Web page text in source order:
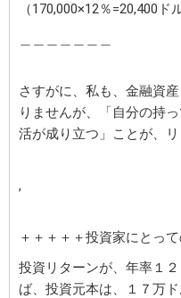
（170,000×12％=20,400ド
さすがに、私も、金融資
りませんが、
「自分の持
活が成り立つ」ことが、
,
＋＋＋＋＋投資家にとっ
投資リターンが、年率１
ば、投資元本は、１７万ド